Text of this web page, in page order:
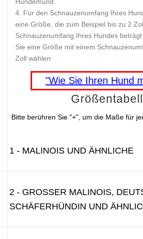
Für den Schnauzenumfang Ihres
eine Größe, die zum Beispiel bis zu 2
Schnauzenumfang Ihres Hundes
Sie eine Größe mit einem
Zoll wählen
"Wie Sie Ihren Hund
Bitte berühren Sie "+", um die Maße für
1 - MALINOIS UND ÄHNLICHE
2 - GROSSER MALINOIS,
CHÄFERHÜNDIN UND